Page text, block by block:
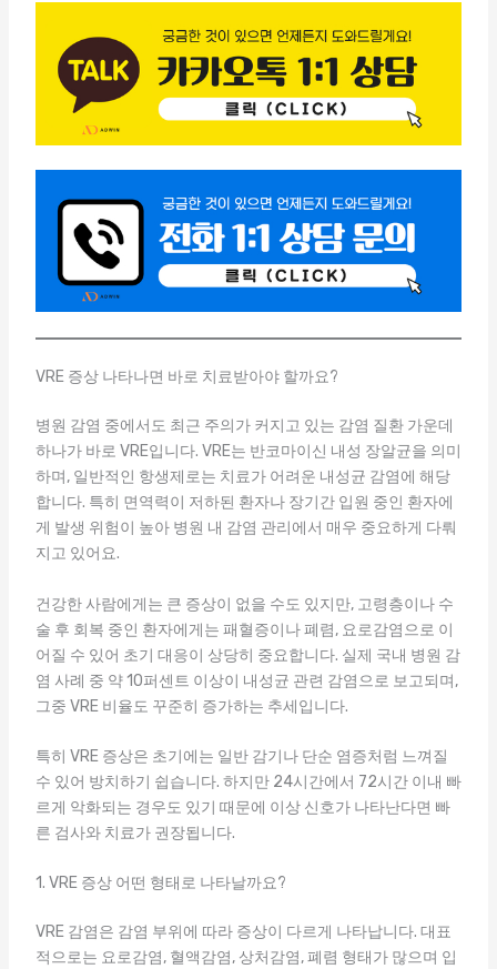
VRE 증상 나타나면 바로 치료받아야 할까요?
병원 감염 중에서도 최근 주의가 커지고 있는 감염 질환 가운데
하나가 바로 VRE입니다. VRE는 반코마이신 내성 장알균을 의미
하며, 일반적인 항생제로는 치료가 어려운 내성균 감염에 해당
합니다. 특히 면역력이 저하된 환자나 장기간 입원 중인 환자에
게 발생 위험이 높아 병원 내 감염 관리에서 매우 중요하게 다뤄
지고 있어요.
건강한 사람에게는 큰 증상이 없을 수도 있지만, 고령층이나 수
술 후 회복 중인 환자에게는 패혈증이나 폐렴, 요로감염으로 이
어질 수 있어 초기 대응이 상당히 중요합니다. 실제 국내 병원 감
염 사례 중 약 10퍼센트 이상이 내성균 관련 감염으로 보고되며,
그중 VRE 비율도 꾸준히 증가하는 추세입니다.
특히 VRE 증상은 초기에는 일반 감기나 단순 염증처럼 느껴질
수 있어 방치하기 쉽습니다. 하지만 24시간에서 72시간 이내 빠
르게 악화되는 경우도 있기 때문에 이상 신호가 나타난다면 빠
른 검사와 치료가 권장됩니다.
1. VRE 증상 어떤 형태로 나타날까요?
VRE 감염은 감염 부위에 따라 증상이 다르게 나타납니다. 대표
적으로는 요로감염, 혈액감염, 상처감염, 폐렴 형태가 많으며 입